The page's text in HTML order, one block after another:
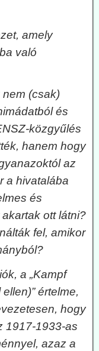
amely
való
(csak)
és
közgyűlés
hanem hogy
az
a hivatalába
és
ott látni?
fel, amikor
a „Kampf
értelme,
hogy
1917-1933-as
azaz a